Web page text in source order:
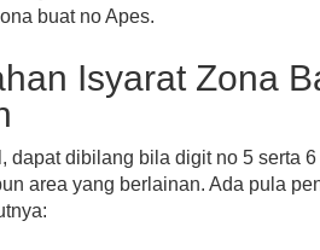
buat no Apes.
Isyarat Zona
dapat dibilang bila digit no 5 serta
area yang berlainan. Ada pula